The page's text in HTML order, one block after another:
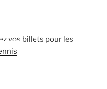
vos billets pour les